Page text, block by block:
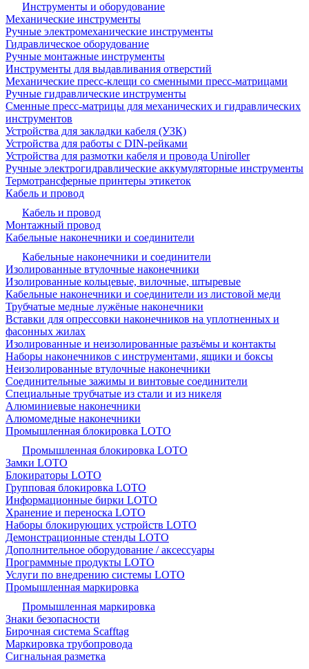
Инструменты и оборудование
Механические инструменты
Ручные электромеханические инструменты
Гидравлическое оборудование
Ручные монтажные инструменты
Инструменты для выдавливания отверстий
Механические пресс-клещи со сменными пресс-матрицами
Ручные гидравлические инструменты
Сменные пресс-матрицы для механических и гидравлических
инструментов
Устройства для закладки кабеля (УЗК)
Устройства для работы с DIN-рейками
Устройства для размотки кабеля и провода Uniroller
Ручные электрогидравлические аккумуляторные инструменты
Термотрансферные принтеры этикеток
Кабель и провод
Кабель и провод
Монтажный провод
Кабельные наконечники и соединители
Кабельные наконечники и соединители
Изолированные втулочные наконечники
Изолированные кольцевые, вилочные, штыревые
Кабельные наконечники и соединители из листовой меди
Трубчатые медные лужёные наконечники
Вставки для опрессовки наконечников на уплотненных и
фасонных жилах
Изолированные и неизолированные разъёмы и контакты
Наборы наконечников с инструментами, ящики и боксы
Неизолированные втулочные наконечники
Соединительные зажимы и винтовые соединители
Специальные трубчатые из стали и из никеля
Алюминиевые наконечники
Алюмомедные наконечники
Промышленная блокировка LOTO
Промышленная блокировка LOTO
Замки LOTO
Блокираторы LOTO
Групповая блокировка LOTO
Информационные бирки LOTO
Хранение и переноска LOTO
Наборы блокирующих устройств LOTO
Демонстрационные стенды LOTO
Дополнительное оборудование / аксессуары
Программные продукты LOTO
Услуги по внедрению системы LOTO
Промышленная маркировка
Промышленная маркировка
Знаки безопасности
Бирочная система Scafftag
Маркировка трубопровода
Сигнальная разметка